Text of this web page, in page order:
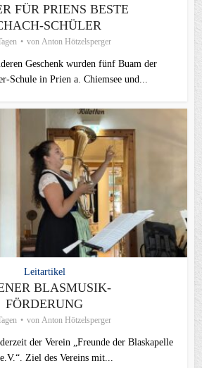
FÜR PRIENS BESTE
SCHÜLER
von Anton Hötzelsperger
Geschenk wurden fünf Buam der
Schule in Prien a. Chiemsee und...
Leitartikel
BLASMUSIK-
FÖRDERUNG
von Anton Hötzelsperger
der Verein „Freunde der Blaskapelle
Ziel des Vereins mit...